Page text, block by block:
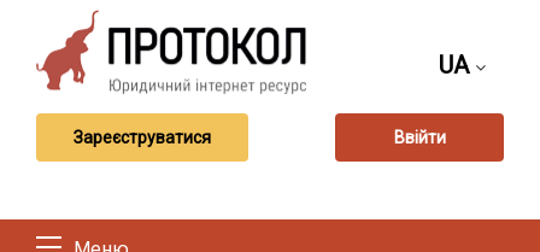
UA
Зареєструватися Ввійти